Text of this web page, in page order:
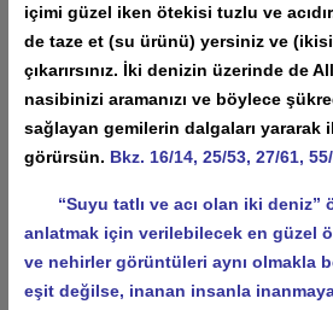
içimi güzel iken ötekisi tuzlu ve
de taze et (su ürünü) yersiniz ve
çıkarırsınız. İki denizin üzerinde de
nasibinizi aramanızı ve böylece
sağlayan gemilerin dalgaları yararak
görürsün. Bkz. 16/14, 25/53, 27/61,
“Suyu tatlı ve acı olan iki deniz”
anlatmak için verilebilecek en güzel
ve nehirler görüntüleri aynı olmakla
eşit değilse, inanan insanla